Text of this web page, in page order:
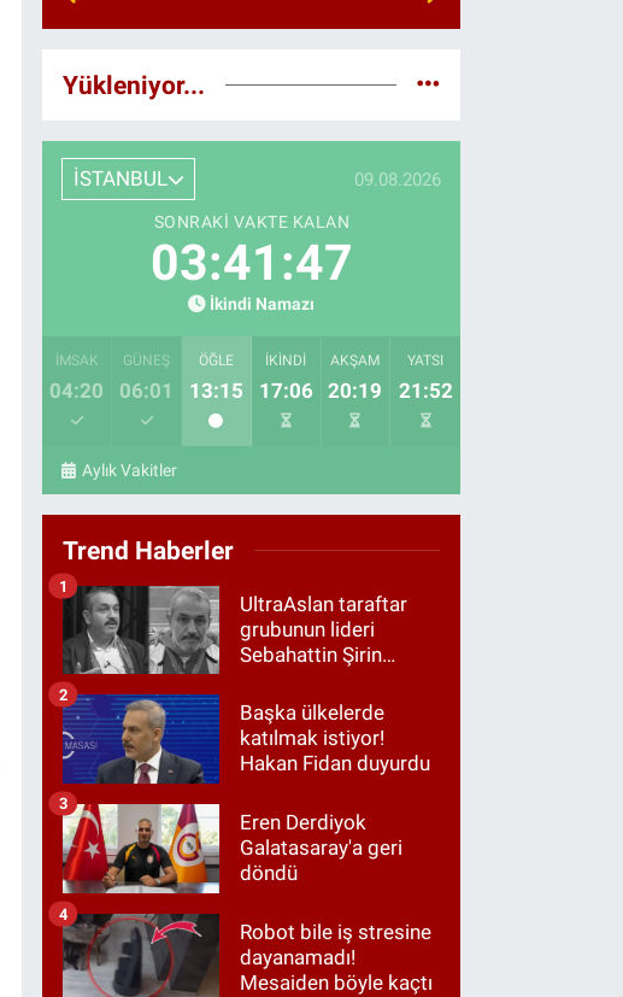
Yükleniyor...
İSTANBUL 09.08.2026
SONRAKI VAKTE KALAN
03:41:45
İkindi Namazı
İMSAK
04:20
GÜNEŞ
06:01
ÖĞLE
13:15
İKINDI
17:06
AKŞAM
20:19
YATSI
21:52
Aylık Vakitler
Trend Haberler
UltraAslan taraftar
grubunun lideri
Sebahattin Şirin
1
Başka ülkelerde
katılmak istiyor!
Hakan Fidan duyurdu
2
Eren Derdiyok
Galatasaray'a geri
döndü
3
Robot bile iş stresine
dayanamadı!
Mesaiden böyle kaçtı
4